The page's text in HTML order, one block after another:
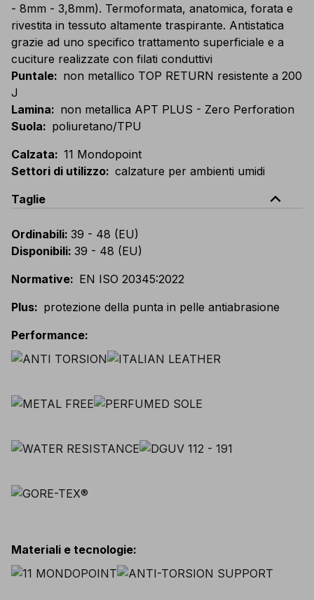
- 8mm - 3,8mm). Termoformata, anatomica, forata e
rivestita in tessuto altamente traspirante. Antistatica
grazie ad uno specifico trattamento superficiale e a
cuciture realizzate con filati conduttivi
Puntale: non metallico TOP RETURN resistente a 200
J
Lamina: non metallica APT PLUS - Zero Perforation
Suola: poliuretano/TPU
Calzata: 11 Mondopoint
Settori di utilizzo: calzature per ambienti umidi
Taglie
expand_less
Ordinabili: 39 - 48 (EU)
Disponibili: 39 - 48 (EU)
Normative: EN ISO 20345:2022
Plus: protezione della punta in pelle antiabrasione
Performance:
Materiali e tecnologie: